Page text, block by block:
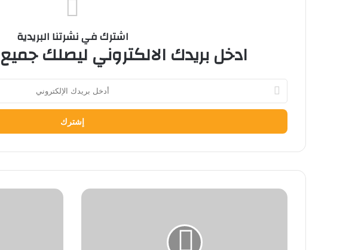
اشترك في نشرتنا البريدية
ادخل بريدك الالكتروني ليصلك جميع
بريدك
الإلكتروني
وزيرة
كلية